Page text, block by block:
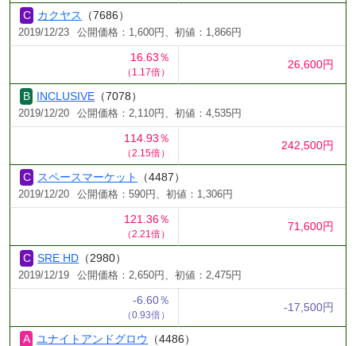
カクヤス （7686）
2019/12/23 公開価格：1,600円、初値：1,866円
16.63％
（1.17倍）
26,600円
INCLUSIVE （7078）
2019/12/20 公開価格：2,110円、初値：4,535円
114.93％
（2.15倍）
242,500円
スペースマーケット （4487）
2019/12/20 公開価格：590円、初値：1,306円
121.36％
（2.21倍）
71,600円
SRE HD （2980）
2019/12/19 公開価格：2,650円、初値：2,475円
-6.60％
（0.93倍）
-17,500円
ユナイトアンドグロウ （4486）